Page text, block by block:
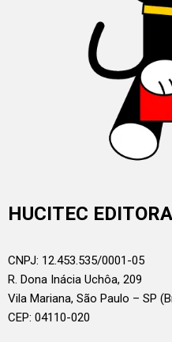
HUCITEC EDITORA
CNPJ: 12.453.535/0001-05
R. Dona Inácia Uchôa, 209
Vila Mariana, São Paulo – SP
CEP: 04110-020